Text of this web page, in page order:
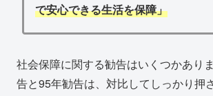
で安心できる生活を保障」
社会保障に関する勧告はいくつかあり
告と95年勧告は、対比してしっかり押